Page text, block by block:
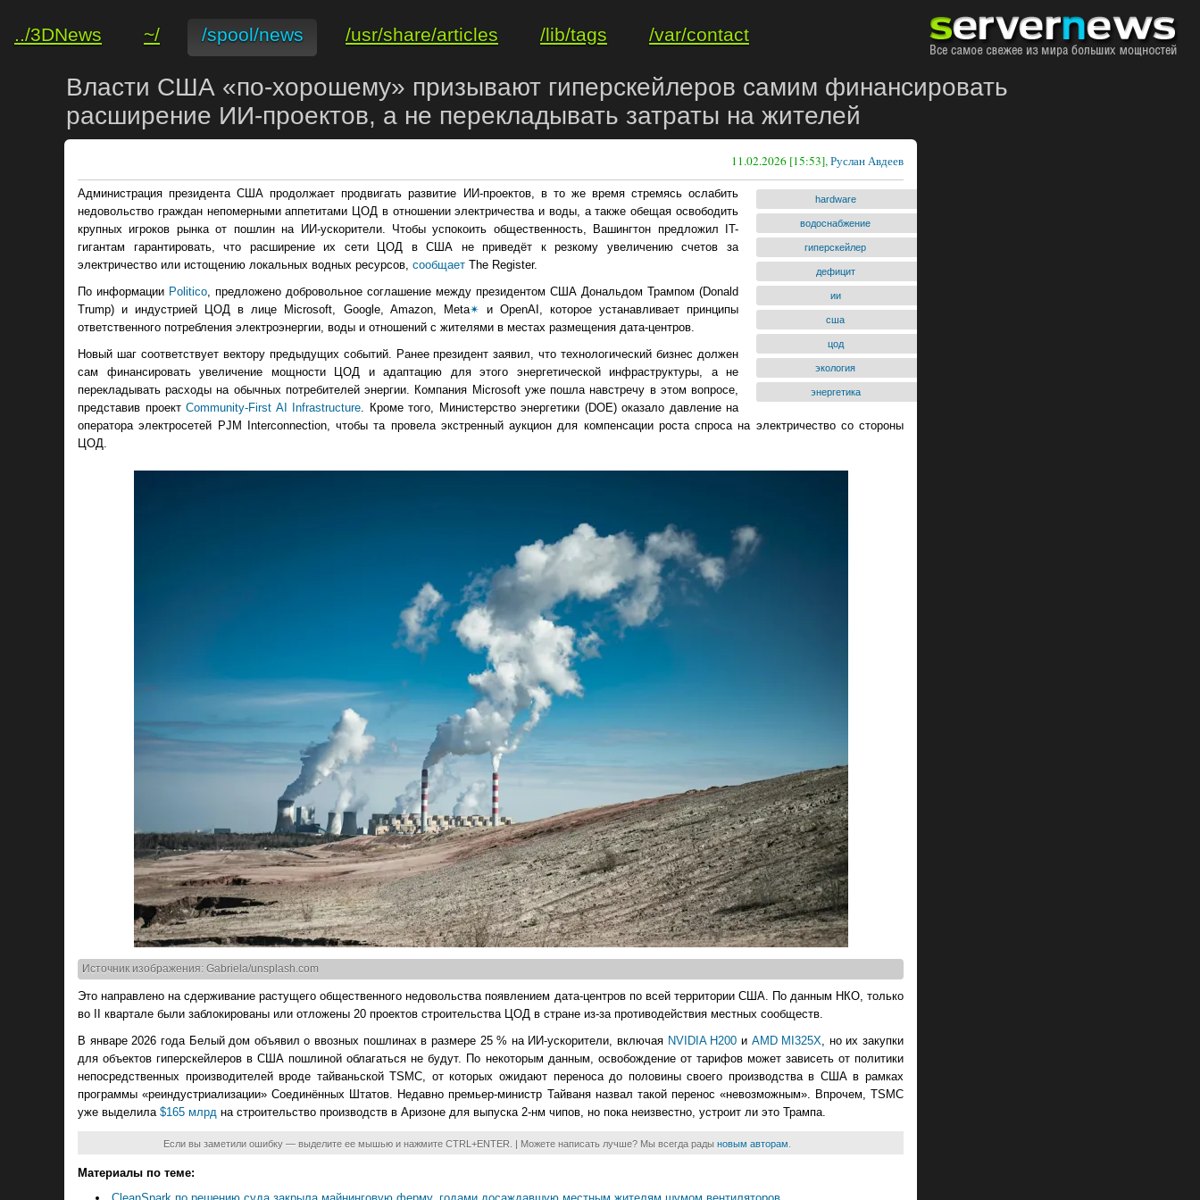
../3DNews ~/ /spool/news /usr/share/articles /lib/tags /var/contact
Власти США «по-хорошему» призывают гиперскейлеров самим финансировать
расширение ИИ-проектов, а не перекладывать затраты на жителей
11.02.2026 [15:53],Руслан Авдеев
hardware
водоснабжение
гиперскейлер
дефицит
ии
сша
цод
экология
энергетика
Администрация президента США продолжает продвигать развитие ИИ-проектов, в то же время стремясь ослабить
недовольство граждан непомерными аппетитами ЦОД в отношении электричества и воды, а также обещая освободить
крупных игроков рынка от пошлин на ИИ-ускорители. Чтобы успокоить общественность, Вашингтон предложил IT-
гигантам гарантировать, что расширение их сети ЦОД в США не приведёт к резкому увеличению счетов за
электричество или истощению локальных водных ресурсов, сообщает The Register.
По информации Politico, предложено добровольное соглашение между президентом США Дональдом Трампом (Donald
Trump) и индустрией ЦОД в лице Microsoft, Google, Amazon, Meta✴ и OpenAI, которое устанавливает принципы
ответственного потребления электроэнергии, воды и отношений с жителями в местах размещения дата-центров.
Новый шаг соответствует вектору предыдущих событий. Ранее президент заявил, что технологический бизнес должен
сам финансировать увеличение мощности ЦОД и адаптацию для этого энергетической инфраструктуры, а не
перекладывать расходы на обычных потребителей энергии. Компания Microsoft уже пошла навстречу в этом вопросе,
представив проект Community-First AI Infrastructure. Кроме того, Министерство энергетики (DOE) оказало давление на
оператора электросетей PJM Interconnection, чтобы та провела экстренный аукцион для компенсации роста спроса на электричество со стороны
ЦОД.
Источник изображения: Gabriela/unsplash.com
Это направлено на сдерживание растущего общественного недовольства появлением дата-центров по всей территории США. По данным НКО, только
во II квартале были заблокированы или отложены 20 проектов строительства ЦОД в стране из-за противодействия местных сообществ.
В январе 2026 года Белый дом объявил о ввозных пошлинах в размере 25 % на ИИ-ускорители, включая NVIDIA H200 и AMD MI325X , но их закупки
для объектов гиперскейлеров в США пошлиной облагаться не будут. По некоторым данным, освобождение от тарифов может зависеть от политики
непосредственных производителей вроде тайваньской TSMC, от которых ожидают переноса до половины своего производства в США в рамках
программы «реиндустриализации» Соединённых Штатов. Недавно премьер-министр Тайваня назвал такой перенос «невозможным». Впрочем, TSMC
уже выделила $165 млрд на строительство производств в Аризоне для выпуска 2-нм чипов, но пока неизвестно, устроит ли это Трампа.
Если вы заметили ошибку — выделите ее мышью и нажмите CTRL+ENTER. | Можете написать лучше? Мы всегда рады новым авторам
Материалы по теме: